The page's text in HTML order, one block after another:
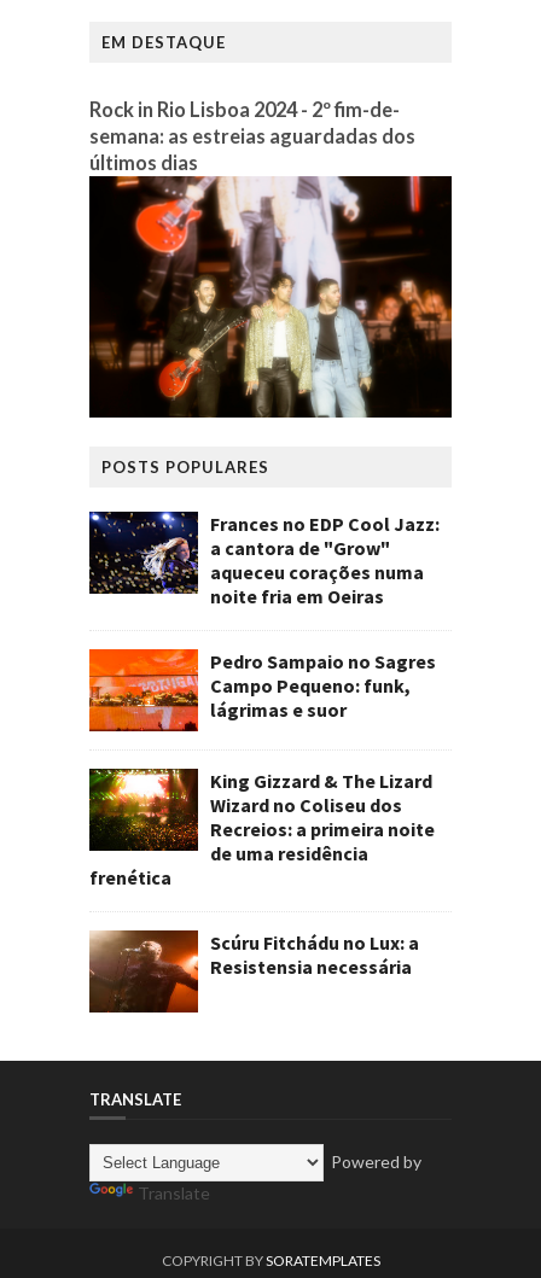
EM DESTAQUE
Rock in Rio Lisboa 2024 - 2º fim-de-
semana: as estreias aguardadas dos
últimos dias
POSTS POPULARES
Frances no EDP Cool Jazz:
a cantora de "Grow"
aqueceu corações numa
noite fria em Oeiras
Pedro Sampaio no Sagres
Campo Pequeno: funk,
lágrimas e suor
King Gizzard & The Lizard
Wizard no Coliseu dos
Recreios: a primeira noite
de uma residência
frenética
Scúru Fitchádu no Lux: a
Resistensia necessária
TRANSLATE
Powered by
Translate
COPYRIGHT BYSORATEMPLATES